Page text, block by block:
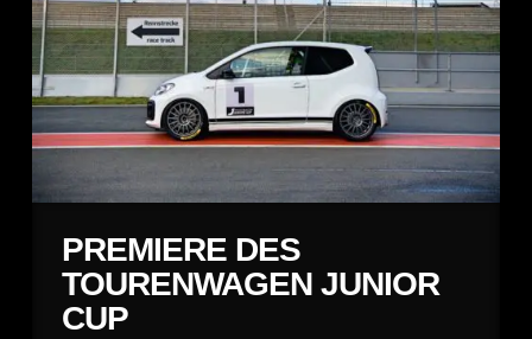
PREMIERE DES
TOURENWAGEN JUNIOR
CUP